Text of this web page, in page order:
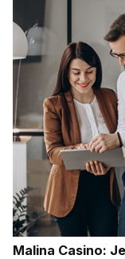
Malina Casino: